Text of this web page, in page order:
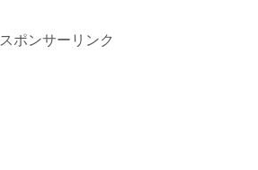
スポンサーリンク